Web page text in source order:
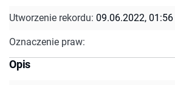
Utworzenie rekordu: 09.06.2022, 01:56
Oznaczenie praw:
Opis